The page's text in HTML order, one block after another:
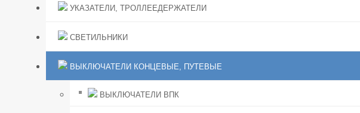
УКАЗАТЕЛИ, ТРОЛЛЕЕДЕРЖАТЕЛИ
СВЕТИЛЬНИКИ
ВЫКЛЮЧАТЕЛИ КОНЦЕВЫЕ, ПУТЕВЫЕ
ВЫКЛЮЧАТЕЛИ ВПК